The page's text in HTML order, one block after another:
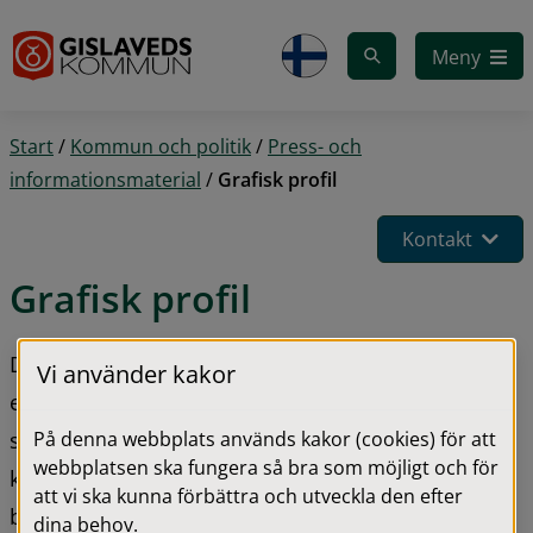
Meny
Start/ Kommun och politik/ Press- och
informationsmaterial / Grafisk profil
Kontakt
Grafisk profil
De grafiska riktlinjerna är till för att göra det
enklare för våra verksamheter att marknadsföra
sig. Genom att stärka den visuella
kommunikationen och öka kommuntillhörigheten
bygger vi vårt varumärke ihop.
Vi använder kakor
På denna webbplats används kakor (cookies) för att
webbplatsen ska fungera så bra som möjligt och för
att vi ska kunna förbättra och utveckla den efter
dina behov.